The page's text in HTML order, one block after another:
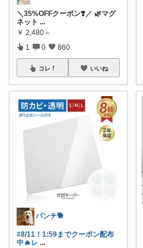
＼35%OFFクーポン❣️／ 🌿マグ
ネット ...
￥ 2,480～
1 0 860
コレ いいね
パンチ🐕
#8/11！1:59までクーポン配布
中🔥レ ...